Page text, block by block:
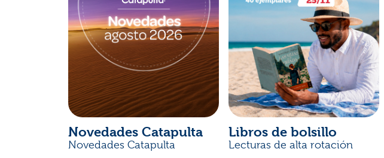
Novedades Catapulta
Novedades Catapulta
Libros de bolsillo
Lecturas de alta rotación